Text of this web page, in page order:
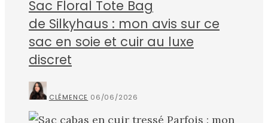
Sac Floral Tote Bag
de Silkyhaus : mon avis sur ce
sac en soie et cuir au luxe
discret
CLÉMENCE 06/06/2026